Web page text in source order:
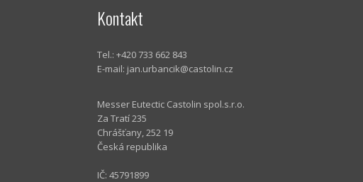
Kontakt
Tel.: +420 733 662 843
E-mail: jan.urbancik@castolin.cz
Messer Eutectic Castolin spol.s.r.o.
Za Tratí 235
Chrášťany, 252 19
Česká republika
IČ: 45791899